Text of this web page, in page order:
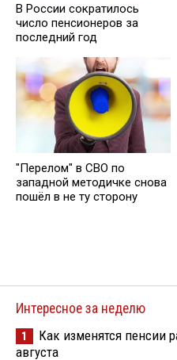
В России сократилось
число пенсионеров за
последний год
"Перелом" в СВО по
западной методичке снова
пошёл в не ту сторону
Интересное за неделю
1
Как изменятся пенсии
августа